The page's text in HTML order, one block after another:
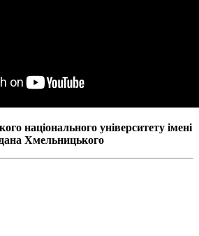
національного університету імені
Хмельницького